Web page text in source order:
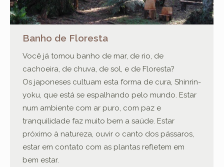
Banho de Floresta
Você já tomou banho de mar, de rio, de
cachoeira, de chuva, de sol, e de Floresta?
Os japoneses cultuam esta forma de cura, Shinrin-
yoku, que está se espalhando pelo mundo. Estar
num ambiente com ar puro, com paz e
tranquilidade faz muito bem a saúde. Estar
próximo à natureza, ouvir o canto dos pássaros,
estar em contato com as plantas refletem em
bem estar.